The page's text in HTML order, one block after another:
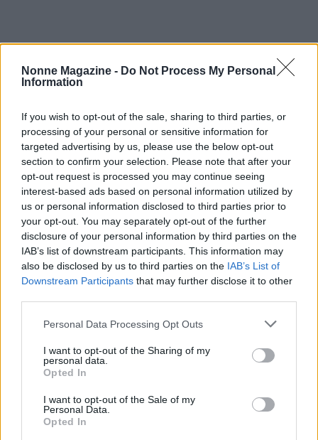
Nonne Magazine - Do Not Process My Personal
Information
If you wish to opt-out of the sale, sharing to third parties, or
processing of your personal or sensitive information for
targeted advertising by us, please use the below opt-out
section to confirm your selection. Please note that after your
opt-out request is processed you may continue seeing
interest-based ads based on personal information utilized by
us or personal information disclosed to third parties prior to
your opt-out. You may separately opt-out of the further
disclosure of your personal information by third parties on the
IAB’s list of downstream participants. This information may
also be disclosed by us to third parties on the IAB’s List of
Downstream Participants that may further disclose it to other
Please note that this website/app uses one or more Google
not limited to your visit or usage behaviour. You may click to
grant or deny consent to Google and its third-party tags to
use your data for below specified purposes in below Google
consent section.
Personal Data Processing Opt Outs
I want to opt-out of the Sharing of my
personal data.
Opted In
I want to opt-out of the Sale of my
Personal Data.
Opted In
fondamentale informarsi sui diritti e sulle opzioni
disponibili per garantire un futuro sereno dal punto
di vista previdenziale. È consigliabile consultare un
esperto di previdenza per identificare la soluzione
più adatta alla propria situazione.
AUTORE
AiAdhubMedia